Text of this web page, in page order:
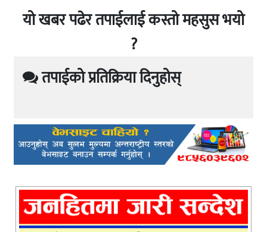
यो खबर पढेर तपाईलाई कस्तो महसुस भयो
?
तपाईको प्रतिक्रिया दिनुहोस्